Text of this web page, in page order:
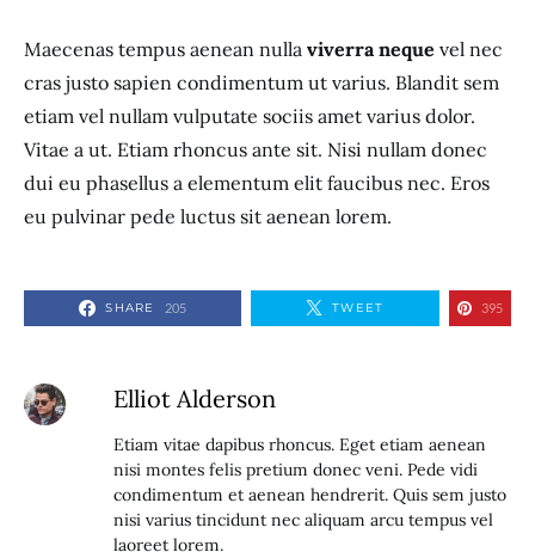
Maecenas tempus aenean nulla viverra neque vel nec
cras justo sapien condimentum ut varius. Blandit sem
etiam vel nullam vulputate sociis amet varius dolor.
Vitae a ut. Etiam rhoncus ante sit. Nisi nullam donec
dui eu phasellus a elementum elit faucibus nec. Eros
eu pulvinar pede luctus sit aenean lorem.
SHARE 205 TWEET 395
Elliot Alderson
Etiam vitae dapibus rhoncus. Eget etiam aenean
nisi montes felis pretium donec veni. Pede vidi
condimentum et aenean hendrerit. Quis sem justo
nisi varius tincidunt nec aliquam arcu tempus vel
laoreet lorem.